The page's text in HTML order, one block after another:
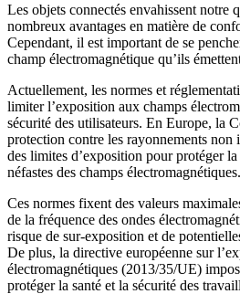
Les objets connectés envahissent notre
nombreux avantages en matière de
Cependant, il est important de se
champ électromagnétique qu’ils
Actuellement, les normes et
limiter l’exposition aux champs
sécurité des utilisateurs. En Europe, la
protection contre les rayonnements
des limites d’exposition pour protéger
néfastes des champs électromagnétiques.
Ces normes fixent des valeurs
de la fréquence des ondes
risque de sur-exposition et de
De plus, la directive européenne sur
électromagnétiques (2013/35/UE)
protéger la santé et la sécurité des